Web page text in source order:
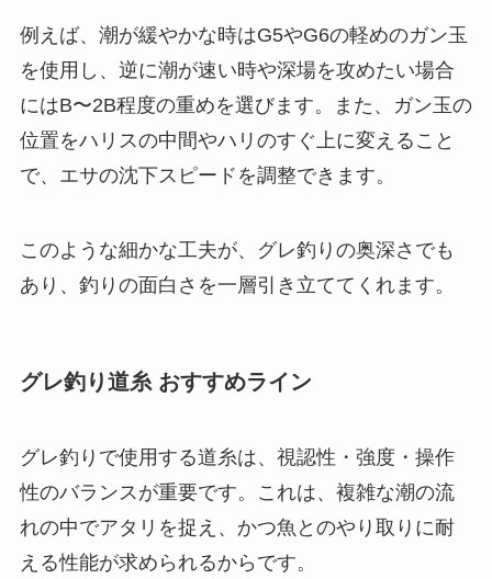
例えば、潮が緩やかな時はG5やG6の軽めのガン玉
を使用し、逆に潮が速い時や深場を攻めたい場合
にはB〜2B程度の重めを選びます。また、ガン玉の
位置をハリスの中間やハリのすぐ上に変えること
で、エサの沈下スピードを調整できます。
このような細かな工夫が、グレ釣りの奥深さでも
あり、釣りの面白さを一層引き立ててくれます。
グレ釣り道糸 おすすめライン
グレ釣りで使用する道糸は、視認性・強度・操作
性のバランスが重要です。これは、複雑な潮の流
れの中でアタリを捉え、かつ魚とのやり取りに耐
える性能が求められるからです。